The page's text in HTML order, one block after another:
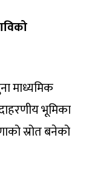
माध्यमिक
भूमिका
स्रोत बनेको